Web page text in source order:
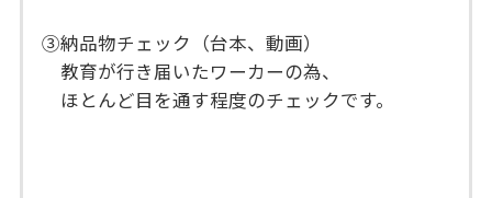
③納品物チェック（台本、動画）
教育が行き届いたワーカーの為、
ほとんど目を通す程度のチェックです。